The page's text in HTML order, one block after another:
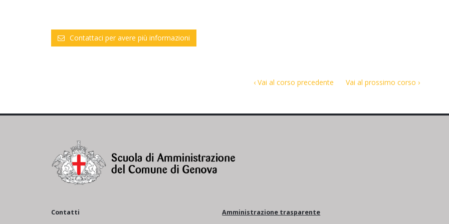
Contattaci per avere più informazioni
‹ Vai al corso precedente Vai al prossimo corso ›
Contatti Amministrazione trasparente